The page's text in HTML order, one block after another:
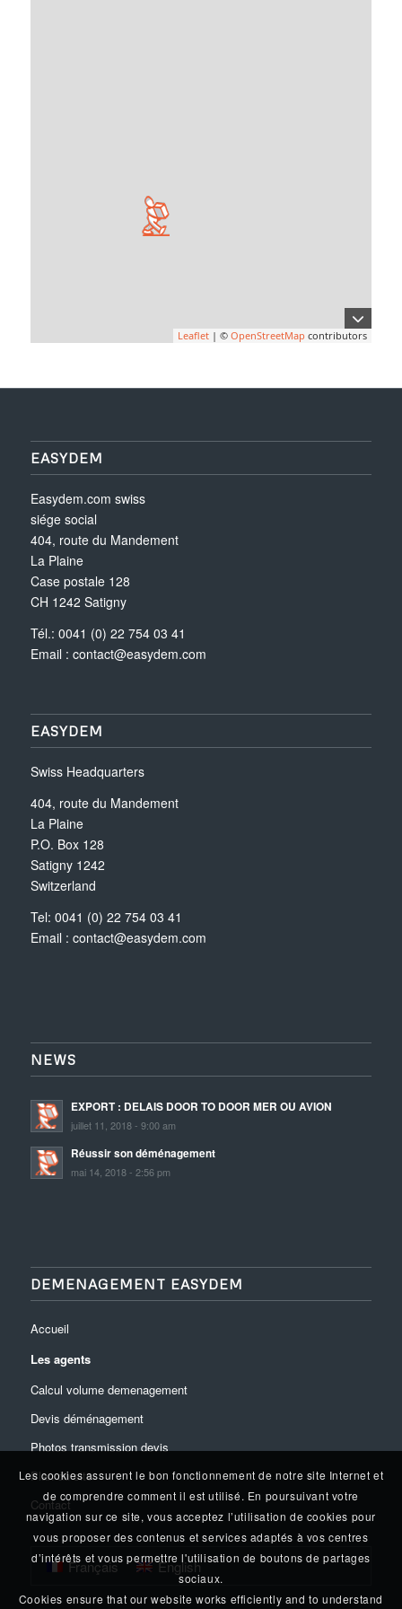
Leaflet | ©OpenStreetMap contributors
EASYDEM
Easydem.com swiss
siége social
404, route du Mandement
La Plaine
Case postale 128
CH 1242 Satigny
Tél.: 0041 (0) 22 754 03 41
Email : contact@easydem.com
EASYDEM
Swiss Headquarters
404, route du Mandement
La Plaine
P.O. Box 128
Satigny 1242
Switzerland
Tel: 0041 (0) 22 754 03 41
Email : contact@easydem.com
NEWS
EXPORT : DELAIS DOOR TO DOOR MER OU AVION
juillet 11, 2018 - 9:00 am
Réussir son déménagement
mai 14, 2018 - 2:56 pm
DEMENAGEMENT EASYDEM
Accueil
Les agents
Calcul volume demenagement
Devis déménagement
Photos transmission devis
Plan du site
Contact
Français English
Les cookies assurent le bon fonctionnement de notre site Internet et
de comprendre comment il est utilisé. En poursuivant votre
navigation sur ce site, vous acceptez l’utilisation de cookies pour
vous proposer des contenus et services adaptés à vos centres
d’intérêts et vous permettre l'utilisation de boutons de partages
sociaux.
Cookies ensure that our website works efficiently and to understand